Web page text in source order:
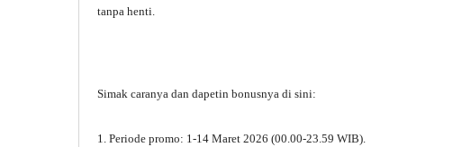
tanpa henti.
Simak caranya dan dapetin bonusnya di sini:
1. Periode promo: 1-14 Maret 2026 (00.00-23.59 WIB).